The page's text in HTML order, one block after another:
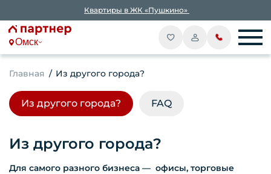
Квартиры в ЖК «Пушкино»
Омск
Главная Из другого города?
Из другого города? FAQ
Из другого города?
Для самого разного бизнеса — офисы, торговые